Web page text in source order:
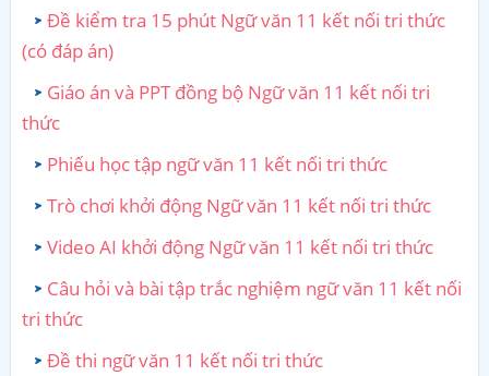
Đề kiểm tra 15 phút Ngữ văn 11 kết nối tri thức
(có đáp án)
Giáo án và PPT đồng bộ Ngữ văn 11 kết nối tri
thức
Phiếu học tập ngữ văn 11 kết nối tri thức
Trò chơi khởi động Ngữ văn 11 kết nối tri thức
Video AI khởi động Ngữ văn 11 kết nối tri thức
Câu hỏi và bài tập trắc nghiệm ngữ văn 11 kết nối
tri thức
Đề thi ngữ văn 11 kết nối tri thức